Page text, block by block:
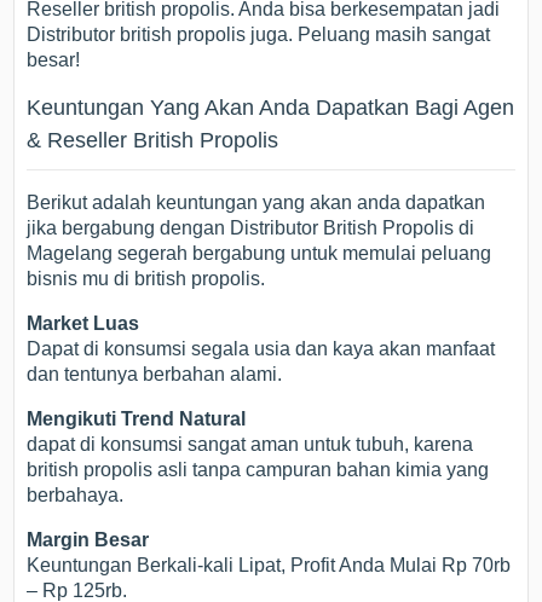
Reseller british propolis. Anda bisa berkesempatan jadi
Distributor british propolis juga. Peluang masih sangat
besar!
Keuntungan Yang Akan Anda Dapatkan Bagi Agen
& Reseller British Propolis
Berikut adalah keuntungan yang akan anda dapatkan
jika bergabung dengan Distributor British Propolis di
Magelang segerah bergabung untuk memulai peluang
bisnis mu di british propolis.
Market Luas
Dapat di konsumsi segala usia dan kaya akan manfaat
dan tentunya berbahan alami.
Mengikuti Trend Natural
dapat di konsumsi sangat aman untuk tubuh, karena
british propolis asli tanpa campuran bahan kimia yang
berbahaya.
Margin Besar
Keuntungan Berkali-kali Lipat, Profit Anda Mulai Rp 70rb
– Rp 125rb.